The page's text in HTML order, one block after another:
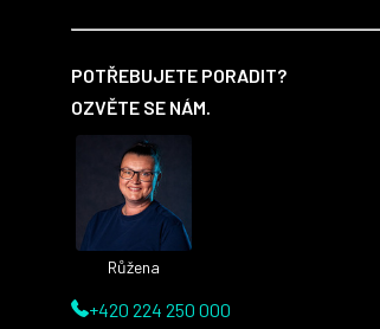
POTŘEBUJETE PORADIT?
OZVĚTE SE NÁM.
Růžena
+420 224 250 000